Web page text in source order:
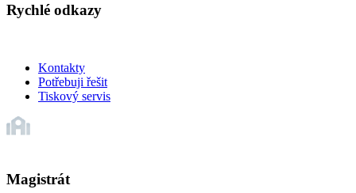
Rychlé odkazy
Kontakty
Potřebuji řešit
Tiskový servis
Magistrát